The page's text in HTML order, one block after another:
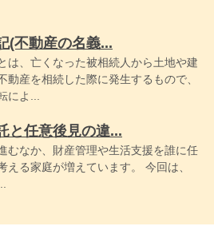
(不動産の名義...
は、亡くなった被相続人から土地や建
動産を相続した際に発生するもので、
によ...
と任意後見の違...
むなか、財産管理や生活支援を誰に任
える家庭が増えています。 今回は、